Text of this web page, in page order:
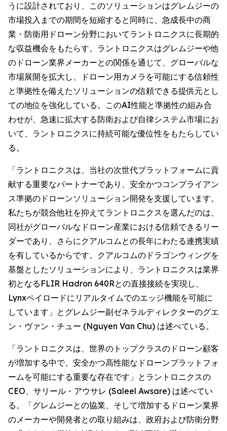
うに設計されており、このソリューションはグレムジーの
市場投入までの期間を短縮すると同時に、急成長中の商
業・防衛用ドローン分野においてラントロニクスに長期的
な収益機会をもたらす。ラントロニクスはグレムジーや他
のドローン業界メーカーとの関係を通じて、グローバルな
市場展開を拡大し、ドローン用カメラを可能にする信頼性
と準拠性を備えたソリューションの信頼できる提供元とし
ての地位を強化している。このAI性能と準拠性の組み合
わせが、急速に拡大する防衛および自律システム市場にお
いて、ラントロニクスに持続可能な優位性をもたらしてい
る。
「ラントロニクスは、当社の次世代プラットフォームに貢
献する重要なパートナーであり、安全かつコンプライアン
ス準拠のドローンソリューション開発を支援しています。
私たちが競合他社を抑えてラントロニクスを選んだのは、
同社がグローバルなドローン産業における信頼できるリー
ダーであり、さらにクアルコムとの長年にわたる連携実績
を有しているからです。クアルコムのドラゴンウィングを
基盤としたソリューションにより、ラントロニクスは業界
初となるFLIR Hadron 640Rとの直接接続を実現し、
Lynxペイロードにリアルタイムでのエッジ機能を可能に
しています」とグレムジー副ゼネラルディレクターのグエ
ン・ヴァン・チュー (Nguyen Van Chu) は述べている。
「ラントロニクスは、世界のトップクラスのドローン顧客
が増加する中で、安全かつ高性能なドローンプラットフォ
ームを可能にする重要な存在です」とラントロニクスの
CEO、サリール・アウサレ (Saleel Awsare) は述べてい
る。「グレムジーとの協業、そして増加するドローン業界
のメーカーや開発者との取り組みは、政府および防衛分野